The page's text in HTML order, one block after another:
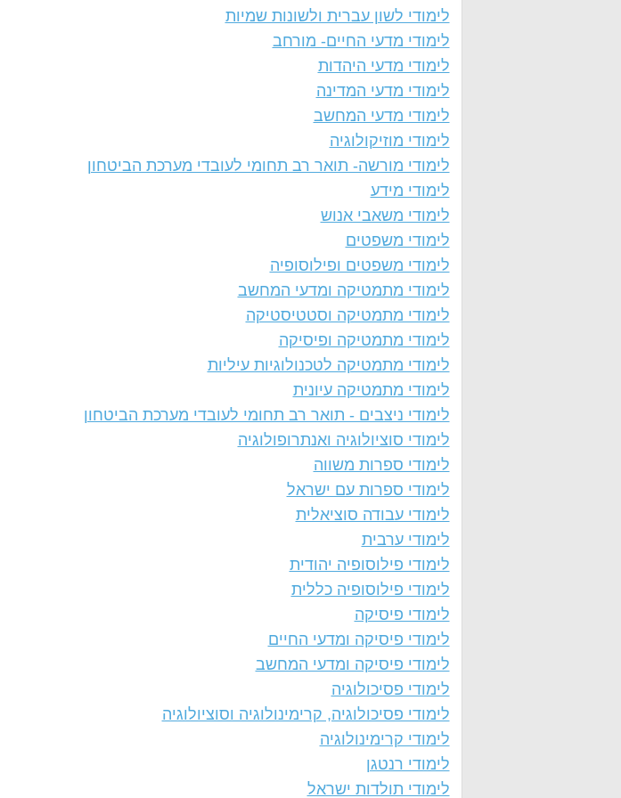
לימודי לשון עברית ולשונות שמיות
לימודי מדעי החיים- מורחב
לימודי מדעי היהדות
לימודי מדעי המדינה
לימודי מדעי המחשב
לימודי מוזיקולוגיה
לימודי מורשה- תואר רב תחומי לעובדי מערכת הביטחון
לימודי מידע
לימודי משאבי אנוש
לימודי משפטים
לימודי משפטים ופילוסופיה
לימודי מתמטיקה ומדעי המחשב
לימודי מתמטיקה וסטטיסטיקה
לימודי מתמטיקה ופיסיקה
לימודי מתמטיקה לטכנולוגיות עיליות
לימודי מתמטיקה עיונית
לימודי ניצבים - תואר רב תחומי לעובדי מערכת הביטחון
לימודי סוציולוגיה ואנתרופולוגיה
לימודי ספרות משווה
לימודי ספרות עם ישראל
לימודי עבודה סוציאלית
לימודי ערבית
לימודי פילוסופיה יהודית
לימודי פילוסופיה כללית
לימודי פיסיקה
לימודי פיסיקה ומדעי החיים
לימודי פיסיקה ומדעי המחשב
לימודי פסיכולוגיה
לימודי פסיכולוגיה, קרימינולוגיה וסוציולוגיה
לימודי קרימינולוגיה
לימודי רנטגן
לימודי תולדות ישראל